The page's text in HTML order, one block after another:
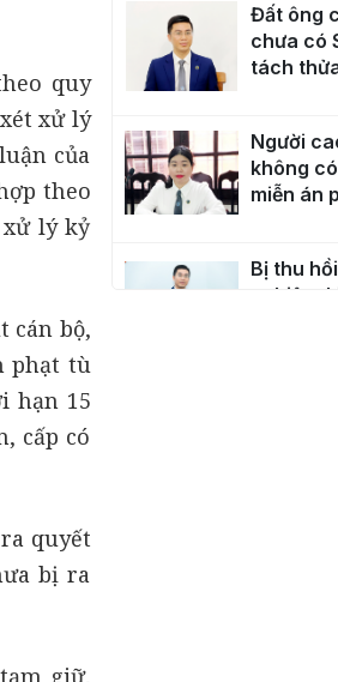
quy
xử lý
của
theo
lý kỷ
cán bộ,
phạt tù
hạn 15
cấp có
quyết
bị ra
giữ,
Đất ông
chưa có
tách
cháu
Người
không
miễn án
đương
Bị thu
nghiệp